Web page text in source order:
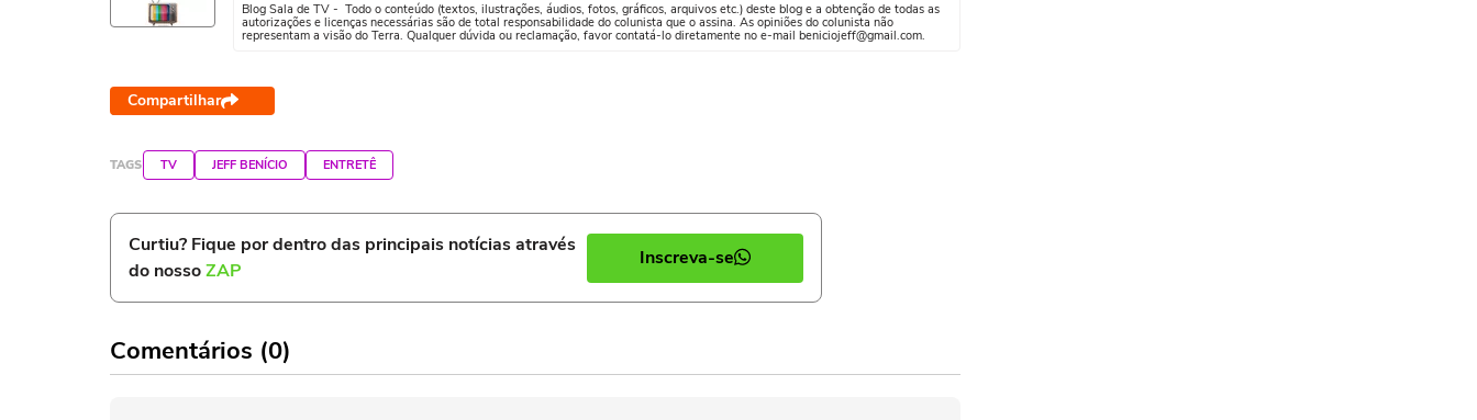
Blog Sala de TV - Todo o conteúdo (textos, ilustrações, áudios, fotos, gráficos, arquivos etc.) deste blog e a obtenção de todas as
autorizações e licenças necessárias são de total responsabilidade do colunista que o assina. As opiniões do colunista não
representam a visão do Terra. Qualquer dúvida ou reclamação, favor contatá-lo diretamente no e-mail beniciojeff@gmail.com.
Compartilhar
TAGS TV JEFF BENÍCIO ENTRETÊ
Curtiu? Fique por dentro das principais notícias através
do nossoZAP
Inscreva-se
Comentários (0)